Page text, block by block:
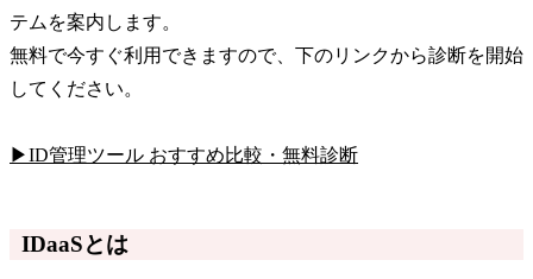
テムを案内します。
無料で今すぐ利用できますので、下のリンクから診断を開始
してください。
▶ID管理ツール おすすめ比較・無料診断
IDaaSとは